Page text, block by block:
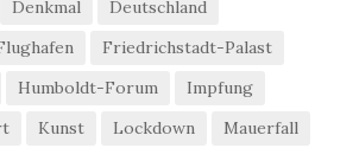
Denkmal
Deutschland
Friedrichstadt-Palast
Humboldt-Forum
Impfung
Kunst Lockdown Mauerfall